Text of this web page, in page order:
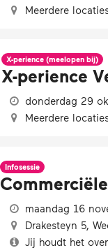
Meerdere
X-perience (meelopen bij)
X-perience
donderdag 29
Meerdere
Infosessie
maandag 16
Drakesteyn 5,
Jij houdt het